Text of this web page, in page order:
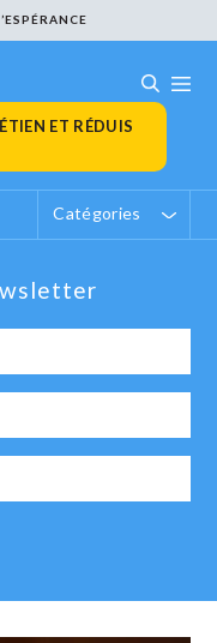
ET RÉDUIS
Catégories